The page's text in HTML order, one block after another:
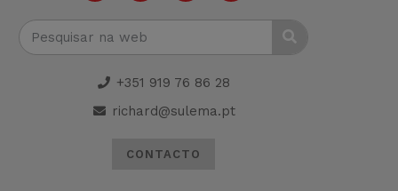
+351 919 76 86 28
richard@sulema.pt
CONTACTO